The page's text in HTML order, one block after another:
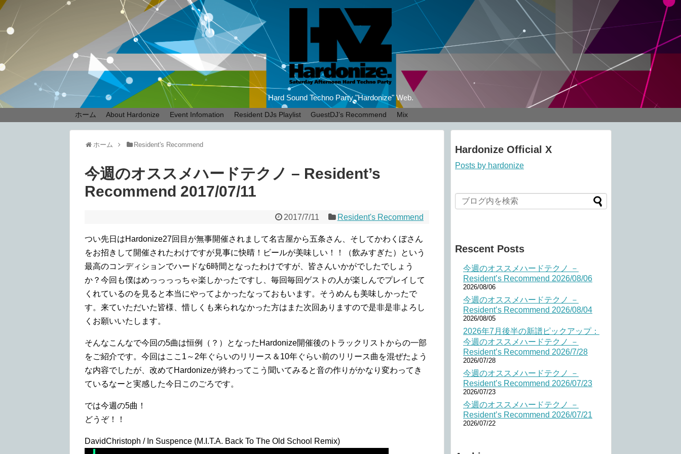
Hard Sound Techno Party "Hardonize" Web.
ホーム About Hardonize Event Infomation Resident DJs Playlist GuestDJ’s Recommend Mix
ホーム Resident's Recommend
今週のオススメハードテクノ – Resident’s
Recommend 2017/07/11
2017/7/11 Resident's Recommend
つい先日はHardonize27回目が無事開催されまして名古屋から五条さん、そしてかわくぼさん
をお招きして開催されたわけですが見事に快晴！ビールが美味しい！！（飲みすぎた）という
最高のコンディションでハードな6時間となったわけですが、皆さんいかがでしたでしょう
か？今回も僕はめっっっっちゃ楽しかったですし、毎回毎回ゲストの人が楽しんでプレイして
くれているのを見ると本当にやってよかったなっておもいます。そうめんも美味しかったで
す。来ていただいた皆様、惜しくも来られなかった方はまた次回ありますので是非是非よろし
くお願いいたします。
そんなこんなで今回の5曲は恒例（？）となったHardonize開催後のトラックリストからの一部
をご紹介です。今回はここ1～2年ぐらいのリリース＆10年ぐらい前のリリース曲を混ぜたよう
な内容でしたが、改めてHardonizeが終わってこう聞いてみると音の作りがかなり変わってき
ているなーと実感した今日このごろです。
では今週の5曲！
どうぞ！！
DavidChristoph / In Suspence (M.I.T.A. Back To The Old School Remix)
Hardonize Official X
Posts by hardonize
Rescent Posts
今週のオススメハードテクノ －
Resident’s Recommend 2026/08/06
2026/08/06
今週のオススメハードテクノ －
Resident’s Recommend 2026/08/04
2026/08/05
2026年7月後半の新譜ピックアップ：
今週のオススメハードテクノ －
Resident’s Recommend 2026/7/28
2026/07/28
今週のオススメハードテクノ －
Resident’s Recommend 2026/07/23
2026/07/23
今週のオススメハードテクノ －
Resident’s Recommend 2026/07/21
2026/07/22